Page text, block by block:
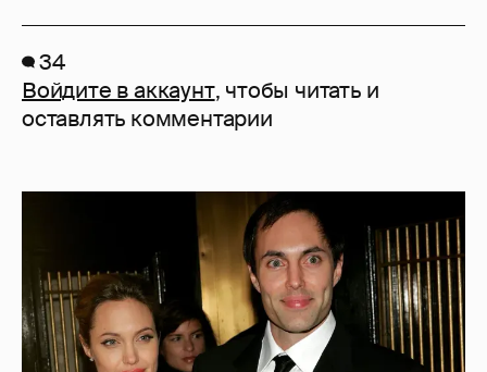
34
Войдите в аккаунт, чтобы читать и
оставлять комментарии